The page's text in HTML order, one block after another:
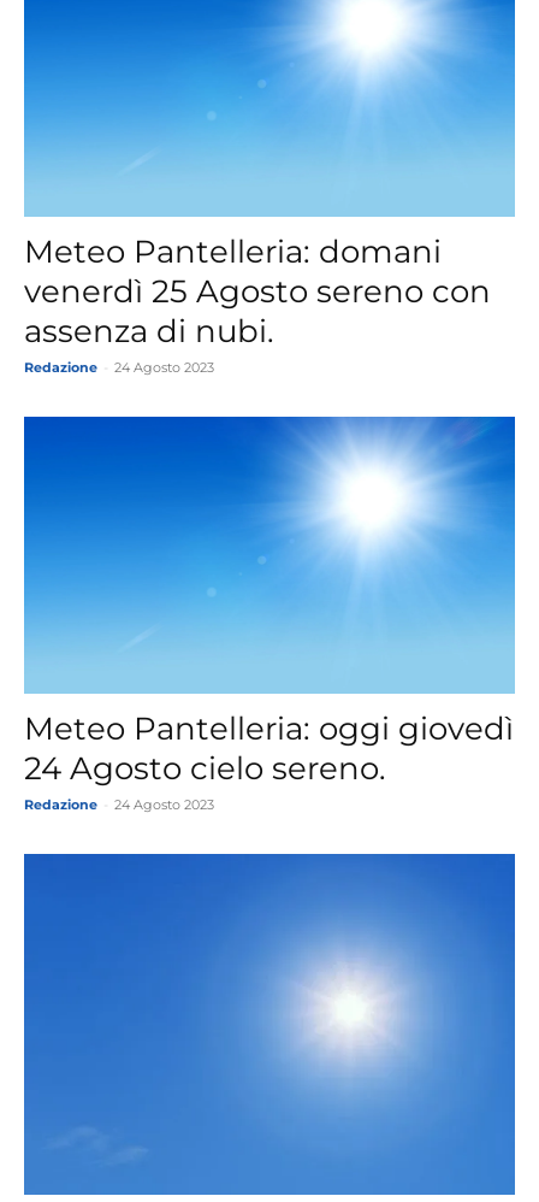
Meteo Pantelleria: domani
venerdì 25 Agosto sereno con
assenza di nubi.
Redazione 24 Agosto 2023
Meteo Pantelleria: oggi giovedì
24 Agosto cielo sereno.
Redazione 24 Agosto 2023